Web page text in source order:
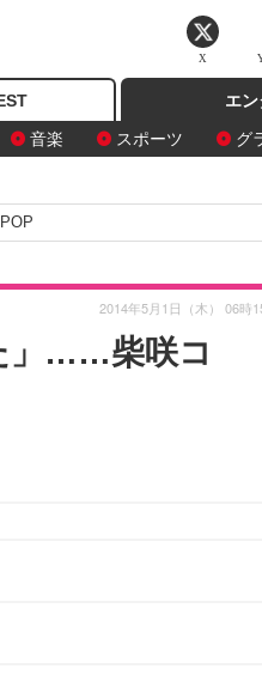
エン
音楽 スポーツ グ
」……柴咲コ
2014年5月1日（木） 06時
X